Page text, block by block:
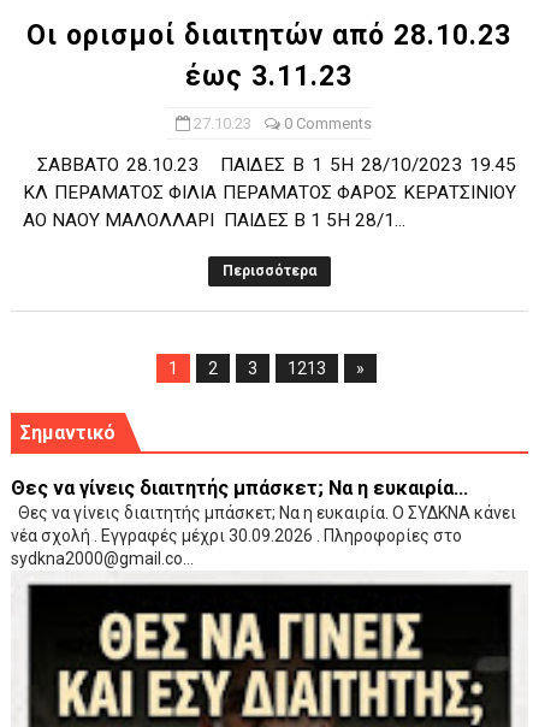
Οι ορισμοί διαιτητών από 28.10.23
έως 3.11.23
27.10.23 0 Comments
ΣΑΒΒΑΤΟ 28.10.23 ΠΑΙΔΕΣ Β 1 5Η 28/10/2023 19.45
ΚΛ ΠΕΡΑΜΑΤΟΣ ΦΙΛΙΑ ΠΕΡΑΜΑΤΟΣ ΦΑΡΟΣ ΚΕΡΑΤΣΙΝΙΟΥ
ΑΟ ΝΑΟΥ ΜΑΛΟΛΛΑΡΙ ΠΑΙΔΕΣ Β 1 5Η 28/1...
Περισσότερα
1 2 3 1213 »
Σημαντικό
Θες να γίνεις διαιτητής μπάσκετ; Να η ευκαιρία...
Θες να γίνεις διαιτητής μπάσκετ; Να η ευκαιρία. Ο ΣΥΔΚΝΑ κάνει
νέα σχολή . Εγγραφές μέχρι 30.09.2026 . Πληροφορίες στο
sydkna2000@gmail.co...